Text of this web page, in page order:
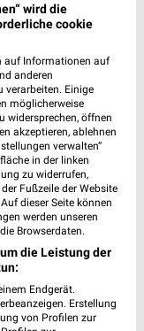
Geschlossen
Geschlossen
wird die
cookie
auf Informationen auf
anderen
verarbeiten. Einige
möglicherweise
widersprechen, öffnen
akzeptieren, ablehnen
verwalten“
in der linken
zu widerrufen,
Fußzeile der Website
dieser Seite können
werden unseren
Browserdaten.
die Leistung der
Endgerät.
Erstellung
von Profilen zur